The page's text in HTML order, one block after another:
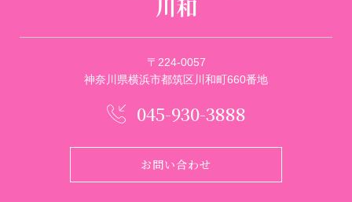
〒224-0057
神奈川県横浜市都筑区川和町660番地
045-930-3888
お問い合わせ